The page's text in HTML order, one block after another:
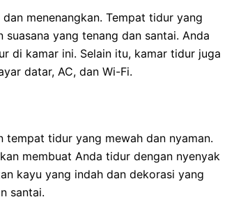
menenangkan. Tempat tidur yang
yang tenang dan santai. Anda
di kamar ini. Selain itu, kamar tidur juga
datar, AC, dan Wi-Fi.
tidur yang mewah dan nyaman.
membuat Anda tidur dengan nyenyak
kayu yang indah dan dekorasi yang
santai.